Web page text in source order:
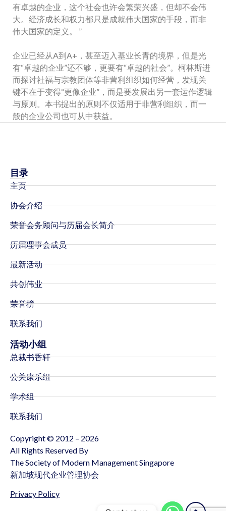
有卓越的企业，这个社会也许会繁荣兴盛，但却不会伟
大。经济成长和权力都只是成就伟大国家的手段，而非
伟大国家的定义。 ”
企业已经从A到A+，甚至迈入基业长青的境界，但是光
有“卓越的企业”还不够，更要有“卓越的社会”。柯林斯进
而探讨社福与宗教团体等非营利组织如何经营，发现关
键不在于变得“更像企业”，而是要发展出另一套运作逻辑
与原则。本书提出的原则不仅适用于非营利组织，而一
般的企业公司也可从中获益。
目录
主页
协会介绍
荣誉会务顾问与历届会长简介
历届理事会成员
最新活动
共创伟业
荣誉榜
联系我们
活动小组
总裁书香轩
公关康乐组
学术组
联系我们
Copyright © 2012 – 2026
All Rights Reserved By
The Society of Modern Management Singapore
新加坡现代企业管理协会
Privacy Policy